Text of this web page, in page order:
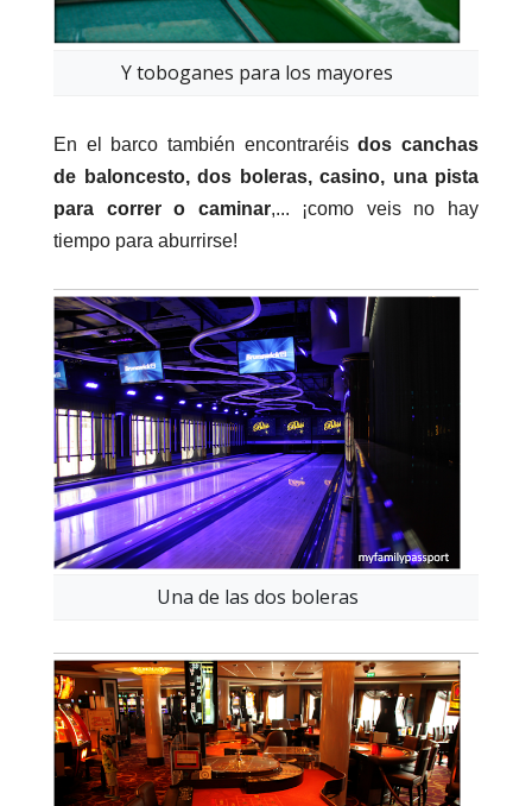
Y toboganes para los mayores
En el barco también encontraréisdos canchas
de baloncesto, dos boleras, casino, una pista
para correr o caminar,... ¡como veis no hay
tiempo para aburrirse!
Una de las dos boleras